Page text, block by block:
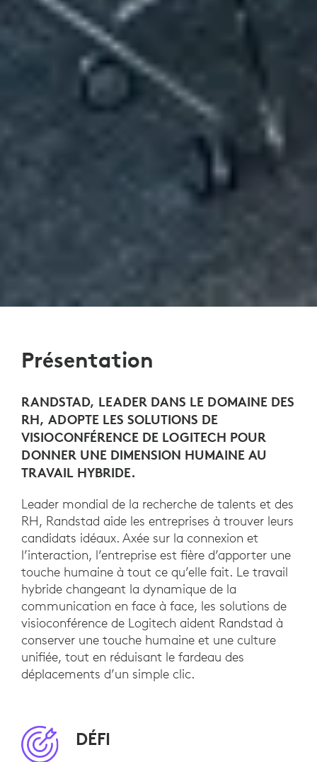
Présentation
RANDSTAD, LEADER DANS LE DOMAINE DES
RH, ADOPTE LES SOLUTIONS DE
VISIOCONFÉRENCE DE LOGITECH POUR
DONNER UNE DIMENSION HUMAINE AU
TRAVAIL HYBRIDE.
Leader mondial de la recherche de talents et des
RH, Randstad aide les entreprises à trouver leurs
candidats idéaux. Axée sur la connexion et
l’interaction, l’entreprise est fière d’apporter une
touche humaine à tout ce qu’elle fait. Le travail
hybride changeant la dynamique de la
communication en face à face, les solutions de
visioconférence de Logitech aident Randstad à
conserver une touche humaine et une culture
unifiée, tout en réduisant le fardeau des
déplacements d’un simple clic.
DÉFI